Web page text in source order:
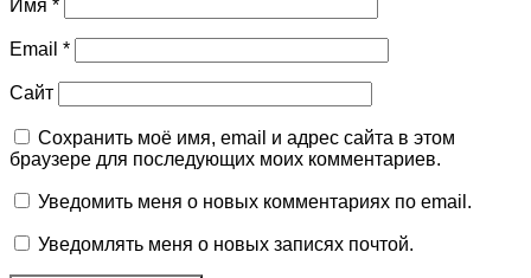
Имя *
Email *
Сайт
Сохранить моё имя, email и адрес сайта в этом
браузере для последующих моих комментариев.
Уведомить меня о новых комментариях по email.
Уведомлять меня о новых записях почтой.